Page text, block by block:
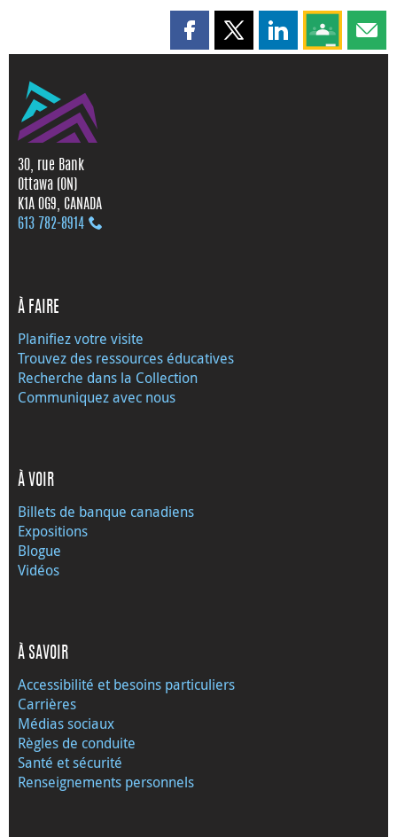
Partager cette page sur
Partager cette page sur X
Partager cette
Partagez
30, rue Bank
Ottawa (ON)
K1A 0G9, CANADA
613 782‑8914
À FAIRE
Planifiez votre visite
Trouvez des ressources éducatives
Recherche dans la Collection
Communiquez avec nous
À VOIR
Billets de banque canadiens
Expositions
Blogue
Vidéos
À SAVOIR
Accessibilité et besoins particuliers
Carrières
Médias sociaux
Règles de conduite
Santé et sécurité
Renseignements personnels